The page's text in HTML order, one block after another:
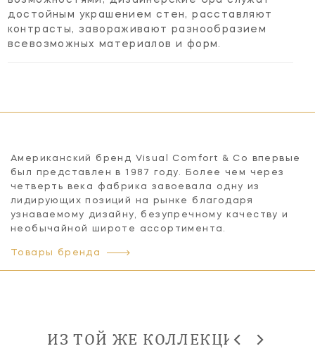
достойным украшением стен, расставляют
контрасты, завораживают разнообразием
всевозможных материалов и форм.
Американский бренд Visual Comfort & Co впервые
был представлен в 1987 году. Более чем через
четверть века фабрика завоевала одну из
лидирующих позиций на рынке благодаря
узнаваемому дизайну, безупречному качеству и
необычайной широте ассортимента.
Товары бренда
ИЗ ТОЙ ЖЕ КОЛЛЕКЦИИ